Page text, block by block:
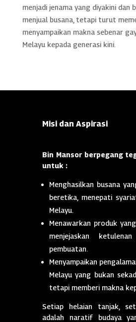
menjadi jenama yang diyakini dan
menjual busana, tetapi turut
menyampaikan makna sebenar
Melayu kepada generasi kini.
Misi dan Aspirasi
Bin Mansor berpegang
untuk :
Menghasilkan busana
beretika, menepati
Melayu.
Menawarkan produk
menjejaskan
pembuatan.
Menyampaikan
Melayu yang bukan
tetapi memberi makna
Setiap helaian tanjak,
adalah naratif budaya